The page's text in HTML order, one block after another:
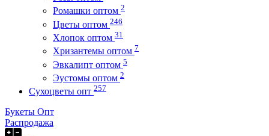
Ромашки оптом 2
Цветы оптом 246
Хлопок оптом 31
Хризантемы оптом 7
Эвкалипт оптом 5
Эустомы оптом 2
Сухоцветы опт 257
Букеты Опт
Распродажа